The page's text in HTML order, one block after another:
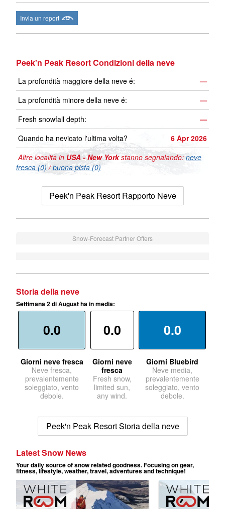
Invia un report
Peek'n Peak Resort Condizioni della neve
La profondità maggiore della neve é:
—
La profondità minore della neve é:
—
Fresh snowfall depth:
—
Quando ha nevicato l'ultima volta?
6 Apr 2026
Altre località in USA - New Yorkstanno segnalando: neve
fresca (0)/buona pista (0)
Peek'n Peak Resort Rapporto Neve
Snow-Forecast Partner Offers
Storia della neve
Settimana 2 di August ha in media:
0.0
Giorni neve fresca
Neve fresca,
prevalentemente
soleggiato, vento
debole.
0.0
Giorni neve
fresca
Fresh snow,
limited sun,
any wind.
0.0
Giorni Bluebird
Neve media,
prevalentemente
soleggiato, vento
debole.
Peek'n Peak Resort Storia della neve